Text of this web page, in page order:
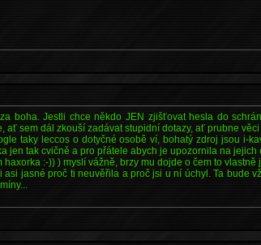
boha. Jestli chce někdo JEN zjišťovat hesla do
sem dál zkouší zadávat stupidní dotazy, ať prubne věci
taky leccos o dotyčné osobě ví, bohatý zdroj jsou i-
jen tak cvičně a pro přátele abych je upozornila na jejich
:-)) ) myslí vážně, brzy mu dojde o čem to vlastně
jasné proč ti neuvěřila a proč jsi u ní úchyl. Ta bude